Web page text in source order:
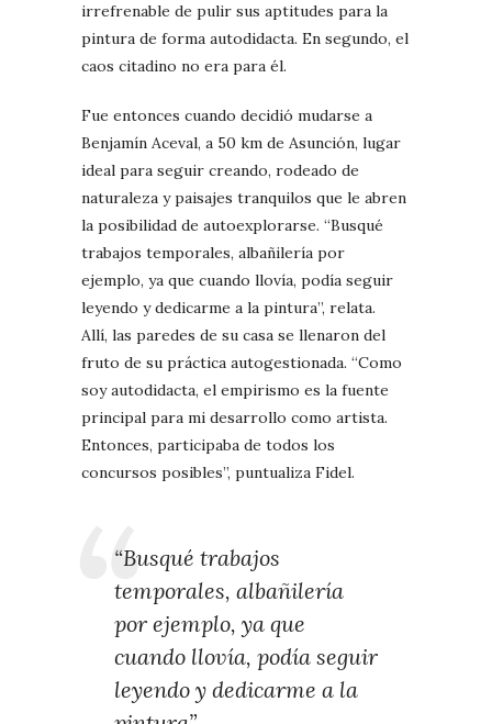
irrefrenable de pulir sus aptitudes para la
pintura de forma autodidacta. En segundo, el
caos citadino no era para él.
Fue entonces cuando decidió mudarse a
Benjamín Aceval, a 50 km de Asunción, lugar
ideal para seguir creando, rodeado de
naturaleza y paisajes tranquilos que le abren
la posibilidad de autoexplorarse. “Busqué
trabajos temporales, albañilería por
ejemplo, ya que cuando llovía, podía seguir
leyendo y dedicarme a la pintura”, relata.
Allí, las paredes de su casa se llenaron del
fruto de su práctica autogestionada. “Como
soy autodidacta, el empirismo es la fuente
principal para mi desarrollo como artista.
Entonces, participaba de todos los
concursos posibles”, puntualiza Fidel.
“Busqué trabajos
temporales, albañilería
por ejemplo, ya que
cuando llovía, podía seguir
leyendo y dedicarme a la